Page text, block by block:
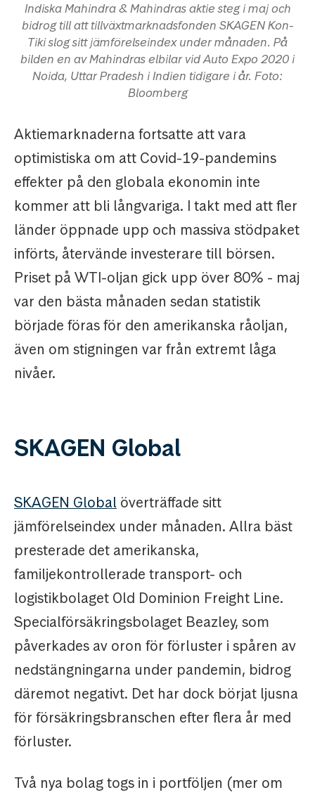
Indiska Mahindra & Mahindras aktie steg i maj och
bidrog till att tillväxtmarknadsfonden SKAGEN Kon-
Tiki slog sitt jämförelseindex under månaden. På
bilden en av Mahindras elbilar vid Auto Expo 2020 i
Noida, Uttar Pradesh i Indien tidigare i år. Foto:
Bloomberg
Aktiemarknaderna fortsatte att vara
optimistiska om att Covid-19-pandemins
effekter på den globala ekonomin inte
kommer att bli långvariga. I takt med att fler
länder öppnade upp och massiva stödpaket
införts, återvände investerare till börsen.
Priset på WTI-oljan gick upp över 80% - maj
var den bästa månaden sedan statistik
började föras för den amerikanska råoljan,
även om stigningen var från extremt låga
nivåer.
SKAGEN Global
SKAGEN Global överträffade sitt
jämförelseindex under månaden. Allra bäst
presterade det amerikanska,
familjekontrollerade transport- och
logistikbolaget Old Dominion Freight Line.
Specialförsäkringsbolaget Beazley, som
påverkades av oron för förluster i spåren av
nedstängningarna under pandemin, bidrog
däremot negativt. Det har dock börjat ljusna
för försäkringsbranschen efter flera år med
förluster.
Två nya bolag togs in i portföljen (mer om